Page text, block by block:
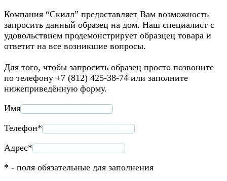
Компания “Скилл” предоставляет Вам возможность
запросить данный образец на дом. Наш специалист с
удовольствием продемонстрирует образцец товара и
ответит на все возникшие вопросы.
Для того, чтобы запросить образец просто позвоните
по телефону +7 (812) 425-38-74 или заполните
нижеприведённую форму.
Имя
Телефон*
Адрес*
* - поля обязательные для заполнения